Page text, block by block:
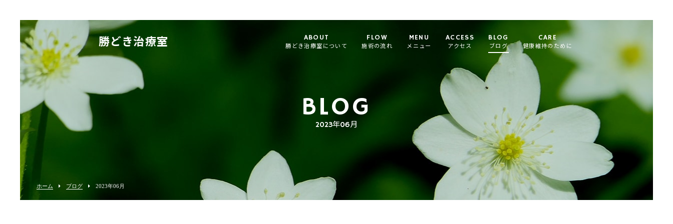
勝どき治療室 ABOUT
勝どき治療室について
FLOW
施術の流れ
MENU
メニュー
ACCESS
アクセス
BLOG
ブログ
CARE
健康維持のために
BLOG
2023年06月
ホーム ブログ 2023年06月